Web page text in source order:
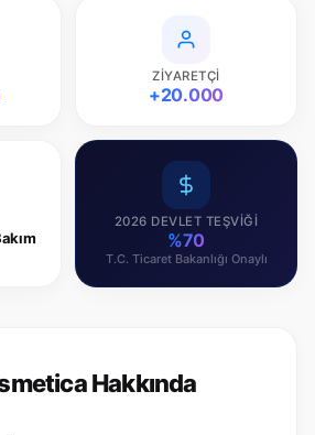
ZIYARETÇI
+20.000
2026 DEVLET TEŞVIĞI
%70
T.C. Ticaret Bakanlığı Onaylı
Hakkında